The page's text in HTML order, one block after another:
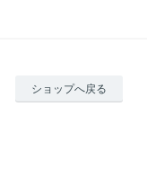
ショップへ戻る